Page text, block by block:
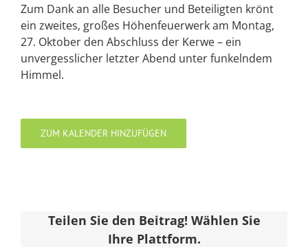
Zum Dank an alle Besucher und Beteiligten krönt
ein zweites, großes Höhenfeuerwerk am Montag,
27. Oktober den Abschluss der Kerwe – ein
unvergesslicher letzter Abend unter funkelndem
Himmel.
ZUM KALENDER HINZUFÜGEN
Teilen Sie den Beitrag! Wählen Sie
Ihre Plattform.